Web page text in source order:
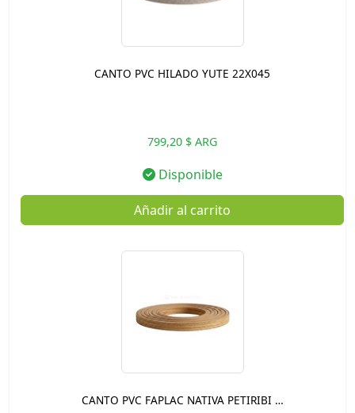
CANTO PVC HILADO YUTE 22X045
799,20 $ ARG
Disponible
Añadir al carrito
CANTO PVC FAPLAC NATIVA PETIRIBI …